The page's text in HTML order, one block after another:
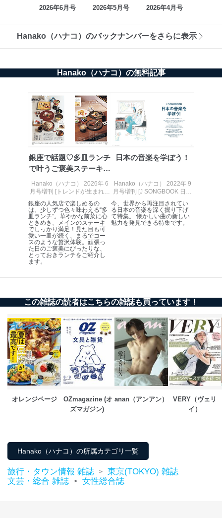
2026年6月号 2026年5月号 2026年4月号
Hanako（ハナコ）のバックナンバーをさらに表示
Hanako（ハナコ）の無料記事
銀座で話題♡多皿ランチ
で叶うご褒美ステーキ時
間
Hanako（ハナコ） 2026年 6
月号増刊 [トレンドが生まれる
新しい“一流店”へ。大銀座 ]
銀座の人気店で楽しめるの
は、少しずつ色々味わえる“多
皿ランチ”。華やかな前菜に心
ときめき、メインのステーキ
でしっかり満足！見た目も可
愛い一皿が続く、まるでコー
スのような贅沢体験。頑張っ
た日のご褒美にぴったりな、
とっておきランチをご紹介し
ます。
日本の音楽を学ぼう！
Hanako（ハナコ） 2022年 9
月号増刊 [J SONGBOOK 日本
の音楽を学ぼう！]
今、世界から再注目されてい
る日本の音楽を深く掘り下げ
て特集。 懐かしい曲の新しい
魅力を発見できる特集です。
この雑誌の読者はこちらの雑誌も買っています！
オレンジページ
OZmagazine (オ
ズマガジン)
anan（アンアン）
VERY（ヴェリ
イ）
Hanako（ハナコ）の所属カテゴリ一覧
旅行・タウン情報 雑誌 >
東京(TOKYO) 雑誌
文芸・総合 雑誌
> 女性総合誌